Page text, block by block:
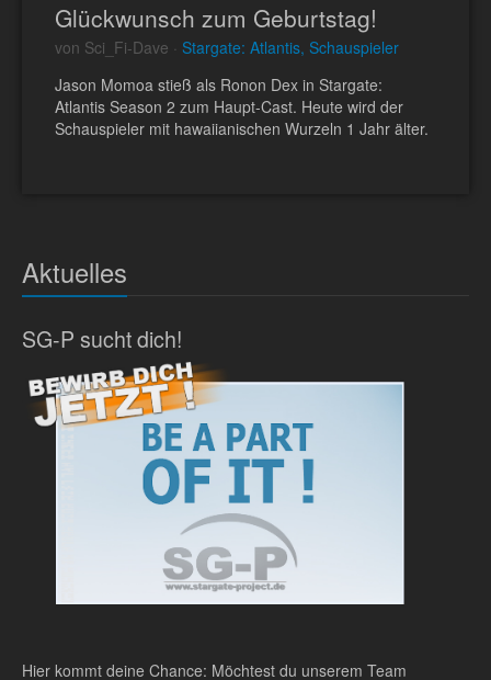
Glückwunsch zum Geburtstag!
von Sci_Fi-Dave · Stargate: Atlantis, Schauspieler
Jason Momoa stieß als Ronon Dex in Stargate:
Atlantis Season 2 zum Haupt-Cast. Heute wird der
Schauspieler mit hawaiianischen Wurzeln 1 Jahr älter.
Aktuelles
SG-P sucht dich!
Hier kommt deine Chance: Möchtest du unserem Team